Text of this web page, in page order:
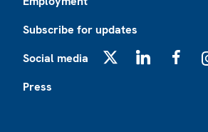
Subscribe for updates
Social media
Press